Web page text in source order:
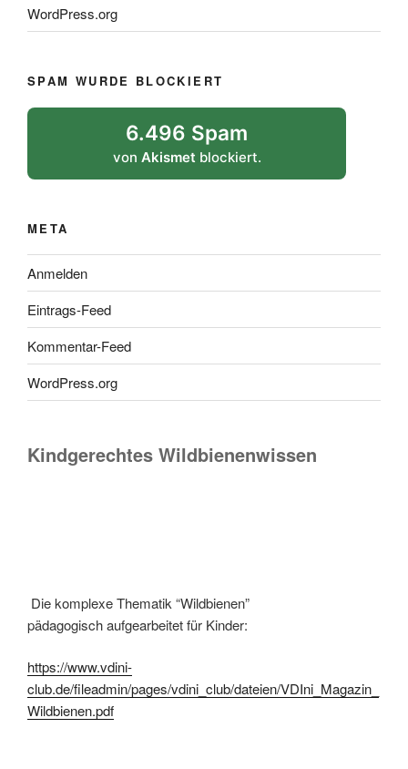
WordPress.org
SPAM WURDE BLOCKIERT
6.496 Spam
von Akismet blockiert.
META
Anmelden
Eintrags-Feed
Kommentar-Feed
WordPress.org
Kindgerechtes Wildbienenwissen
Die komplexe Thematik “Wildbienen”
pädagogisch aufgearbeitet für Kinder:
https://www.vdini-
club.de/fileadmin/pages/vdini_club/dateien/VDIni_Magazin_
Wildbienen.pdf